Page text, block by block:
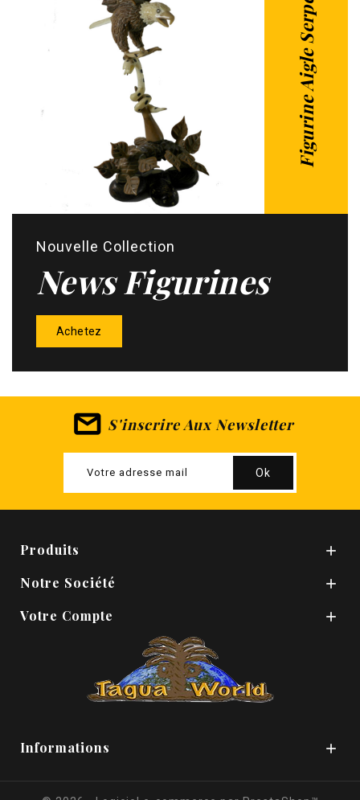
Figurine Aigle Serpent
Nouvelle Collection
News Figurines
Achetez
S'inscrire Aux Newsletter
Produits 
Notre Société 
Votre Compte 
Informations 